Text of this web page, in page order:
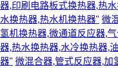
器,印刷电路板式换热器,热
水换热器,热水机换热器" 微
氢机换热器,微通道反应器,
器,热水换热器,水冷换热器,
器" 微混合器,管式反应器,加